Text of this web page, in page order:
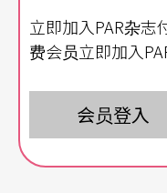
责。
戏剧是全方位的艺
是一个「文艺复兴
立即加入PAR杂志
费会员立即加入
会员登入